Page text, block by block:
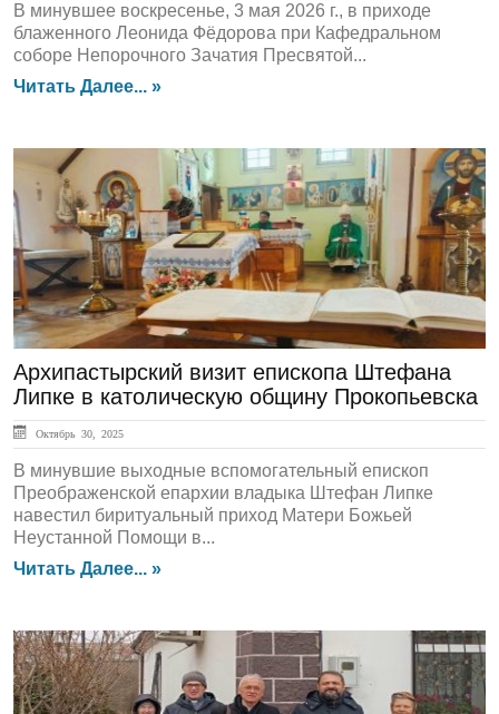
В минувшее воскресенье, 3 мая 2026 г., в приходе
блаженного Леонида Фёдорова при Кафедральном
соборе Непорочного Зачатия Пресвятой...
Читать Далее... »
ГЛАВНАЯ
Архипастырский визит епископа Штефана
Липке в католическую общину Прокопьевска
Октябрь 30, 2025
В минувшие выходные вспомогательный епископ
Преображенской епархии владыка Штефан Липке
навестил биритуальный приход Матери Божьей
Неустанной Помощи в...
Читать Далее... »
ГЛАВНАЯ